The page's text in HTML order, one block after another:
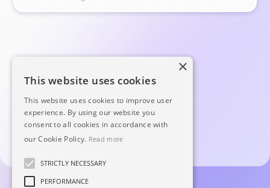
×
This website uses cookies
This website uses cookies to improve user
experience. By using our website you
consent to all cookies in accordance with
our Cookie Policy. Read more
STRICTLY NECESSARY
PERFORMANCE